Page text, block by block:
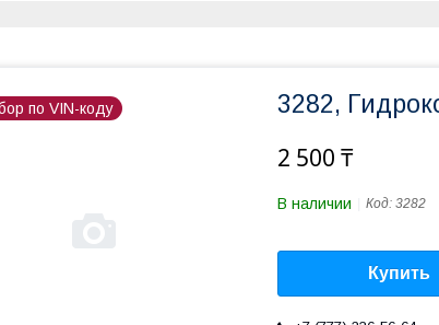
по VIN-коду 3282,
2 500 ₸
В наличии Код: 3282
Купить